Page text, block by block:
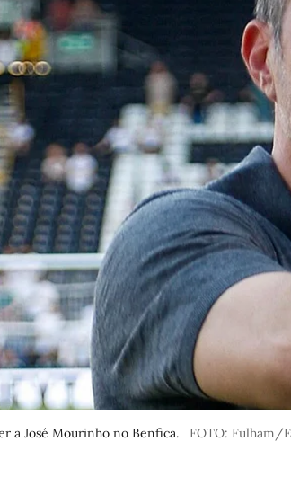
a José Mourinho no Benfica. FOTO: Fulham/